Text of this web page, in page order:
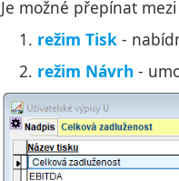
Je možné přepínat
režim Tisk -
režim Návrh -